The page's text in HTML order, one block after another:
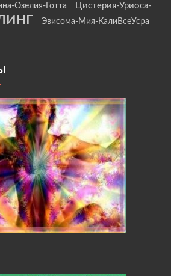
Озелия-Готта
Цистерия-Уриоса-
Эвисома-Мия-КалиВсеУсра